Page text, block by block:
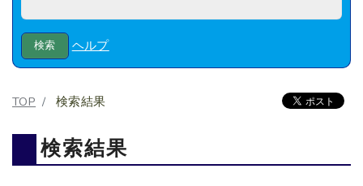
ヘルプ
TOP 検索結果
検索結果